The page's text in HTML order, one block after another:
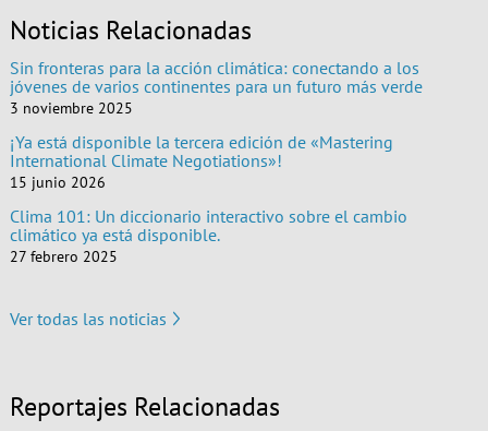
Noticias Relacionadas
Sin fronteras para la acción climática: conectando a los
jóvenes de varios continentes para un futuro más verde
3 noviembre 2025
¡Ya está disponible la tercera edición de «Mastering
International Climate Negotiations»!
15 junio 2026
Clima 101: Un diccionario interactivo sobre el cambio
climático ya está disponible.
27 febrero 2025
Ver todas las noticias
Reportajes Relacionadas